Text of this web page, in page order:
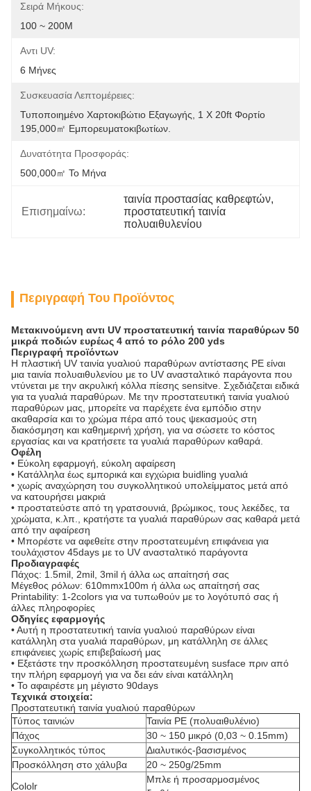
Σειρά Μήκους:
100 ~ 200M
Αντι UV:
6 Μήνες
Συσκευασία Λεπτομέρειες:
Τυποποιημένο Χαρτοκιβώτιο Εξαγωγής, 1 X 20ft Φορτίο
195,000㎡ Εμπορευματοκιβωτίων.
Δυνατότητα Προσφοράς:
500,000㎡ Το Μήνα
Επισημαίνω:
ταινία προστασίας καθρεφτών,
προστατευτική ταινία
πολυαιθυλενίου
Περιγραφή Του Προϊόντος
Μετακινούμενη αντι UV προστατευτική ταινία παραθύρων 50
μικρά ποδιών ευρέως 4 από το ρόλο 200 yds
Περιγραφή προϊόντων
Η πλαστική UV ταινία γυαλιού παραθύρων αντίστασης PE είναι
μια ταινία πολυαιθυλενίου με το UV ανασταλτικό παράγοντα που
ντύνεται με την ακρυλική κόλλα πίεσης sensitve. Σχεδιάζεται ειδικά
για τα γυαλιά παραθύρων. Με την προστατευτική ταινία γυαλιού
παραθύρων μας, μπορείτε να παρέχετε ένα εμπόδιο στην
ακαθαρσία και το χρώμα πέρα από τους ψεκασμούς στη
διακόσμηση και καθημερινή χρήση, για να σώσετε το κόστος
εργασίας και να κρατήσετε τα γυαλιά παραθύρων καθαρά.
Οφέλη
• Εύκολη εφαρμογή, εύκολη αφαίρεση
• Κατάλληλα έως εμπορικά και εγχώρια buidling γυαλιά
• χωρίς αναχώρηση του συγκολλητικού υπολείμματος μετά από
να κατουρήσει μακριά
• προστατεύστε από τη γρατσουνιά, βρώμικος, τους λεκέδες, τα
χρώματα, κ.λπ., κρατήστε τα γυαλιά παραθύρων σας καθαρά μετά
από την αφαίρεση
• Μπορέστε να αφεθείτε στην προστατευμένη επιφάνεια για
τουλάχιστον 45days με το UV ανασταλτικό παράγοντα
Προδιαγραφές
Πάχος: 1.5mil, 2mil, 3mil ή άλλα ως απαίτησή σας
Μέγεθος ρόλων: 610mmx100m ή άλλα ως απαίτησή σας
Printability: 1-2colors για να τυπωθούν με το λογότυπό σας ή
άλλες πληροφορίες
Οδηγίες εφαρμογής
• Αυτή η προστατευτική ταινία γυαλιού παραθύρων είναι
κατάλληλη στα γυαλιά παραθύρων, μη κατάλληλη σε άλλες
επιφάνειες χωρίς επιβεβαίωσή μας
• Εξετάστε την προσκόλληση προστατευμένη susface πριν από
την πλήρη εφαρμογή για να δει εάν είναι κατάλληλη
• Το αφαιρέστε μη μέγιστο 90days
Τεχνικά στοιχεία:
Προστατευτική ταινία γυαλιού παραθύρων
Τύπος ταινιών
Ταινία PE (πολυαιθυλένιο)
Πάχος
30 ~ 150 μικρό (0,03 ~ 0.15mm)
Συγκολλητικός τύπος
Διαλυτικός-βασισμένος
Προσκόλληση στο χάλυβα
20 ~ 250g/25mm
Cololr
Μπλε ή προσαρμοσμένος